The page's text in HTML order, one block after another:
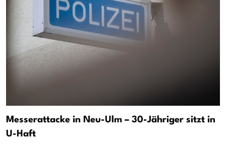
Messerattacke in Neu-Ulm – 30-Jähriger sitzt in
U-Haft